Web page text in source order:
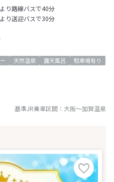
り路線バスで40分
り送迎バスで30分
天然温泉 露天風呂
駐車場有り
基準JR乗車区間： 大阪～加賀温泉